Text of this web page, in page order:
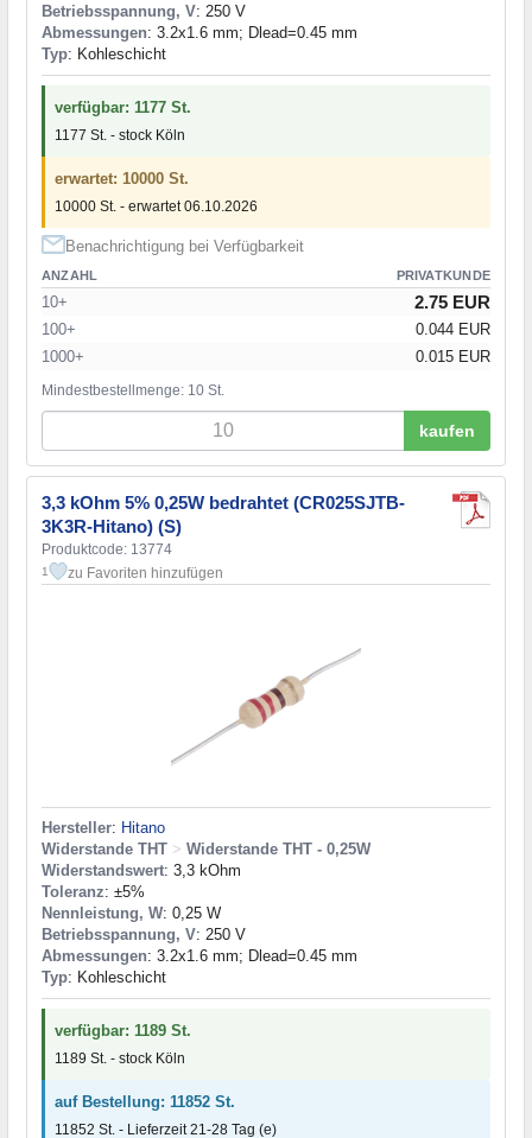
Betriebsspannung, V: 250 V
Abmessungen: 3.2x1.6 mm; Dlead=0.45 mm
Typ: Kohleschicht
verfügbar: 1177 St.
1177 St. - stock Köln
erwartet: 10000 St.
10000 St. - erwartet 06.10.2026
Benachrichtigung bei Verfügbarkeit
ANZAHL PRIVATKUNDE
10+ 2.75 EUR
100+
0.044 EUR
1000+
0.015 EUR
Mindestbestellmenge: 10 St.
kaufen
3,3 kOhm 5% 0,25W bedrahtet (CR025SJTB-
3K3R-Hitano) (S)
Produktcode: 13774
1 zu Favoriten hinzufügen
Hersteller: Hitano
Widerstande THT > Widerstande THT - 0,25W
Widerstandswert: 3,3 kOhm
Toleranz: ±5%
Nennleistung, W: 0,25 W
Betriebsspannung, V: 250 V
Abmessungen: 3.2x1.6 mm; Dlead=0.45 mm
Typ: Kohleschicht
verfügbar: 1189 St.
1189 St. - stock Köln
auf Bestellung: 11852 St.
11852 St. - Lieferzeit 21-28 Tag (e)